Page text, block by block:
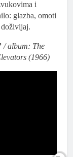
i
glazba, omoti
/ album: The
(1966)